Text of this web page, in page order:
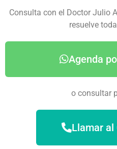
Consulta con el Doctor Julio
resuelve
Agenda
o consultar
Llamar al